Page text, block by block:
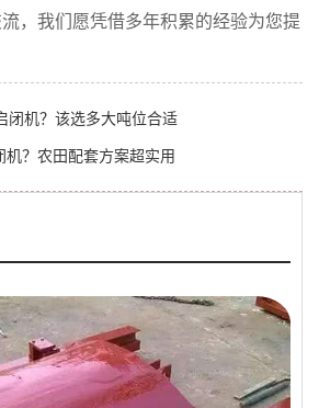
，我们愿凭借多年积累的经验为您提
闭机？该选多大吨位合适
机？农田配套方案超实用